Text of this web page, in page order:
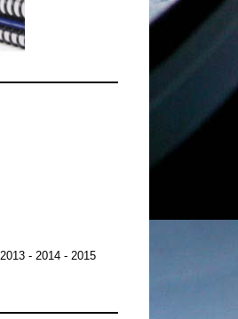
- 2014 - 2015